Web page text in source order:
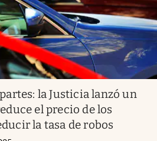
la Justicia lanzó un
el precio de los
la tasa de robos